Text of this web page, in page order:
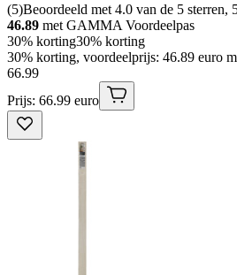
(5)Beoordeeld met 4.0 van de 5 sterren,
46.89 met GAMMA Voordeelpas
30% korting30% korting
30% korting, voordeelprijs: 46.89 euro
66.99
Prijs: 66.99 euro